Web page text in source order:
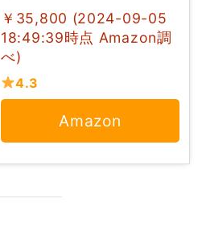
￥35,800 (2024-09-05
18:49:39時点 Amazon調
べ)
4.3
Amazon